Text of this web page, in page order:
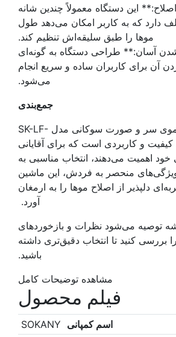
این دستگاه معمولاً چندین شانه
دارد که به کاربر امکان می‌دهد طول
موها را طبق سلیقه‌اش تنظیم کند.
شدن آسان:** طراحی دستگاه به گونه‌ای
آن برای کاربران ساده و سریع انجام
می‌شود.
جمع‌بندی
ماشین اصلاح موی سر و صورت سوکانی مدل SK-LF-
با کیفیت و کاربردی است که برای آقایانی
خود اهمیت می‌دهند، انتخاب مناسبی به
منحصر به فردش، این ماشین
دلپذیر از اصلاح موها را به ارمغان
آورد.
توصیه می‌شود نظرات و بازخوردهای
بررسی کنید تا انتخاب دقیق‌تری داشته
باشید.
مشاهده توضیحات کامل
فیلم محصول
اسم کمپانی SOKANY